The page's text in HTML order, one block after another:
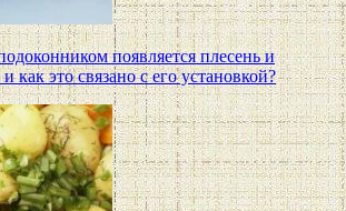
появляется плесень и
как это связано с его установкой?